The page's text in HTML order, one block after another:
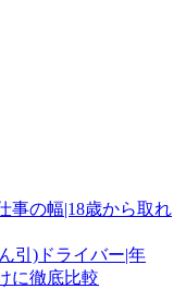
事の幅|18歳から取れ
引)ドライバー|年
に徹底比較